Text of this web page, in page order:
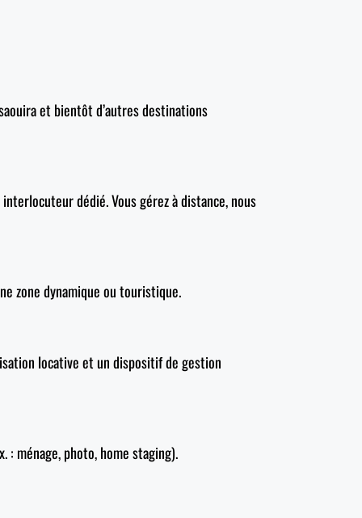
et bientôt d’autres destinations
dédié. Vous gérez à distance, nous
zone dynamique ou touristique.
locative et un dispositif de gestion
: ménage, photo, home staging).